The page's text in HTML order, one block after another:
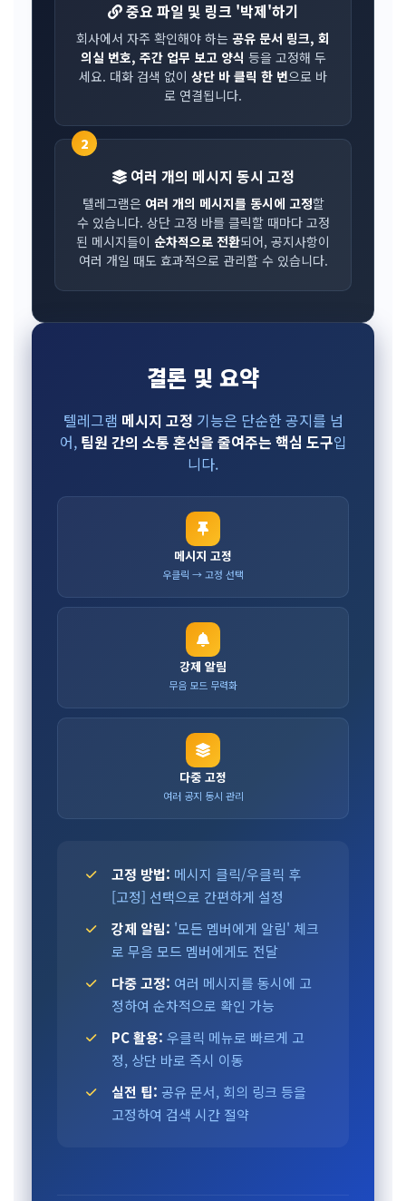
중요 파일 및 링크 '박제'하기
회사에서 자주 확인해야 하는 공유 문서 링크, 회
의실 번호, 주간 업무 보고 양식 등을 고정해 두
세요. 대화 검색 없이 상단 바 클릭 한 번으로 바
로 연결됩니다.
2
여러 개의 메시지 동시 고정
텔레그램은 여러 개의 메시지를 동시에 고정할
수 있습니다. 상단 고정 바를 클릭할 때마다 고정
된 메시지들이 순차적으로 전환되어, 공지사항이
여러 개일 때도 효과적으로 관리할 수 있습니다.
결론 및 요약
텔레그램 메시지 고정 기능은 단순한 공지를 넘
어, 팀원 간의 소통 혼선을 줄여주는 핵심 도구입
니다.
메시지 고정
우클릭 → 고정 선택
강제 알림
무음 모드 무력화
다중 고정
여러 공지 동시 관리
고정 방법: 메시지 클릭/우클릭 후
[고정] 선택으로 간편하게 설정
강제 알림: '모든 멤버에게 알림' 체크
로 무음 모드 멤버에게도 전달
다중 고정: 여러 메시지를 동시에 고
정하여 순차적으로 확인 가능
PC 활용: 우클릭 메뉴로 빠르게 고
정, 상단 바로 즉시 이동
실전 팁: 공유 문서, 회의 링크 등을
고정하여 검색 시간 절약